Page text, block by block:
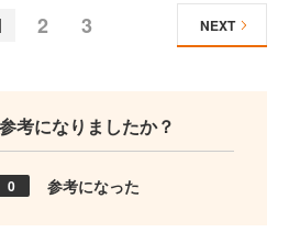
2 3 NEXT
考になりましたか？
0 参考になった